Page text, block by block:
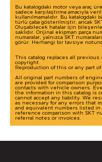
Bu katalogdaki motor veya araç
sadece karşılaştırma amacıyla
kullanılmamalıdır. Bu katalogdaki
türlü çaba gösterilmiştir, ancak
Oluşabilecek hatalar için
saklıdır. Orijinal ekipman parça
numaralar, yalnızca SKT
görür. Herhangi bir tavsiye
This catalog replaces all
copyright.
Reproduction of this or any part
All original part numbers of
are provided for comparison
contacts with vehicle owners.
the information in this catalog is
cannot accept any liability. We
as necessary for any errors that
and equivalent numbers listed in
reference comparison with SKT
referral notes or invoices.